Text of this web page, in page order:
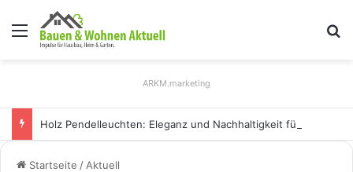
Menü
ARKM.marketing
Startseite / Aktuell